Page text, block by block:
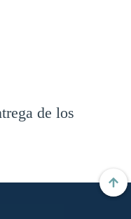
de los